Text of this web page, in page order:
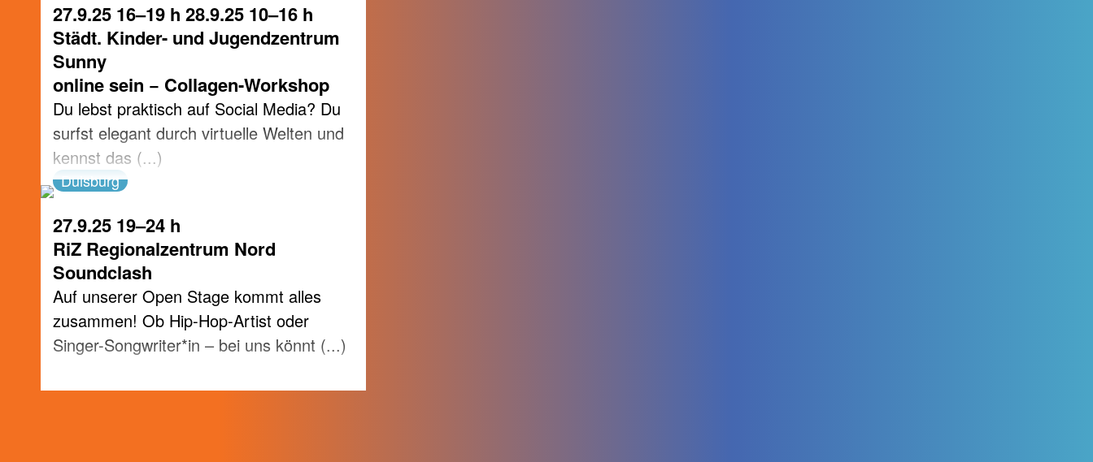
27.9.25 16–19 h 28.9.25 10–16 h
Städt. Kinder- und Jugendzentrum
Sunny
online sein − Collagen-Workshop
Du lebst praktisch auf Social Media? Du
surfst elegant durch virtuelle Welten und
kennst das (...)
Duisburg
27.9.25 19–24 h
RiZ Regionalzentrum Nord
Soundclash
Auf unserer Open Stage kommt alles
zusammen! Ob Hip-Hop-Artist oder
Singer-Songwriter*in – bei uns könnt (...)